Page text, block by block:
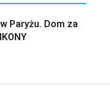
Paryżu. Dom za